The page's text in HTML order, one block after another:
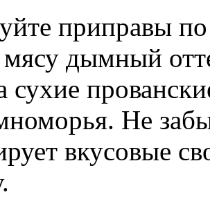
приправы
дымный
сухие
Не
вкусовые